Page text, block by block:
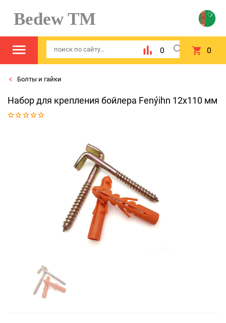
Bedew TM
0 0
Болты и гайки
Набор для крепления бойлера Fenýihn 12x110 мм